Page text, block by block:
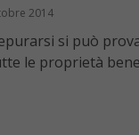
2014
si può
le proprietà